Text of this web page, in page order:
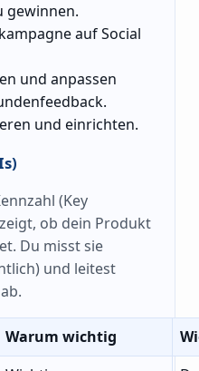
gewinnen.
auf Social
und anpassen
und einrichten.
(Key
ob dein Produkt
Du misst sie
und leitest
Warum wichtig